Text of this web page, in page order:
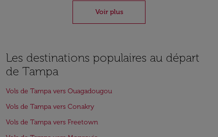
Voir plus
Les destinations populaires au départ
de Tampa
Vols de Tampa vers Ouagadougou
Vols de Tampa vers Conakry
Vols de Tampa vers Freetown